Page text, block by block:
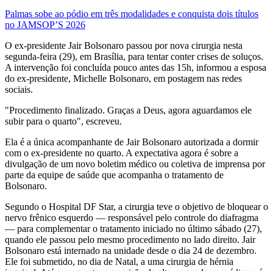
Palmas sobe ao pódio em três modalidades e conquista dois títulos
no JAMSOP’S 2026
O ex-presidente Jair Bolsonaro passou por nova cirurgia nesta
segunda-feira (29), em Brasília, para tentar conter crises de soluços.
A intervenção foi concluída pouco antes das 15h, informou a esposa
do ex-presidente, Michelle Bolsonaro, em postagem nas redes
sociais.
"Procedimento finalizado. Graças a Deus, agora aguardamos ele
subir para o quarto", escreveu.
Ela é a única acompanhante de Jair Bolsonaro autorizada a dormir
com o ex-presidente no quarto. A expectativa agora é sobre a
divulgação de um novo boletim médico ou coletiva de imprensa por
parte da equipe de saúde que acompanha o tratamento de
Bolsonaro.
Segundo o Hospital DF Star, a cirurgia teve o objetivo de bloquear o
nervo frênico esquerdo — responsável pelo controle do diafragma
— para complementar o tratamento iniciado no último sábado (27),
quando ele passou pelo mesmo procedimento no lado direito. Jair
Bolsonaro está internado na unidade desde o dia 24 de dezembro.
Ele foi submetido, no dia de Natal, a uma cirurgia de hérnia